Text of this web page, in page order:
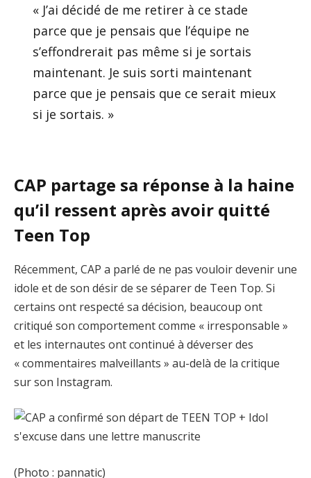
« J’ai décidé de me retirer à ce stade
parce que je pensais que l’équipe ne
s’effondrerait pas même si je sortais
maintenant. Je suis sorti maintenant
parce que je pensais que ce serait mieux
si je sortais. »
CAP partage sa réponse à la haine
qu’il ressent après avoir quitté
Teen Top
Récemment, CAP a parlé de ne pas vouloir devenir une
idole et de son désir de se séparer de Teen Top. Si
certains ont respecté sa décision, beaucoup ont
critiqué son comportement comme « irresponsable »
et les internautes ont continué à déverser des
« commentaires malveillants » au-delà de la critique
sur son Instagram.
(Photo : pannatic)